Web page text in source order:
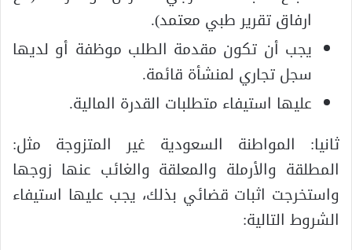
ارفاق تقرير طبي معتمد).
يجب أن تكون مقدمة الطلب موظفة أو لديها
سجل تجاري لمنشأة قائمة.
عليها استيفاء متطلبات القدرة المالية.
ثانيا: المواطنة السعودية غير المتزوجة مثل:
المطلقة والأرملة والمعلقة والغائب عنها زوجها
واستخرجت اثبات قضائي بذلك، يجب عليها استيفاء
الشروط التالية: